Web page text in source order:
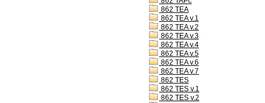
862 TEA
862 TEA v.1
862 TEA v.2
862 TEA v.3
862 TEA v.4
862 TEA v.5
862 TEA v.6
862 TEA v.7
862 TES
862 TES v.1
862 TES v.2